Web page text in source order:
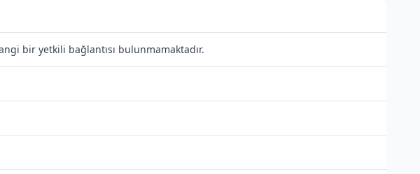
bir yetkili bağlantısı bulunmamaktadır.